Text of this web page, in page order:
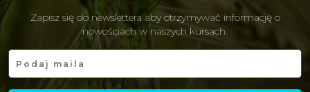
Zapisz się do newslettera aby otrzymywać informację o
nowościach w naszych kursach.